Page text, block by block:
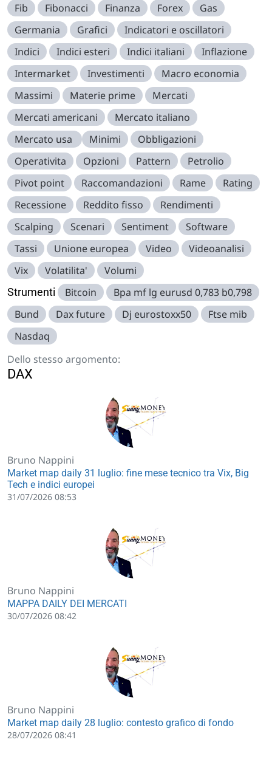
Fib
Fibonacci Finanza Forex
Gas
Germania
Grafici
Indicatori e oscillatori
Indici
Indici esteri Indici italiani
Inflazione
Intermarket
Investimenti
Macro economia
Massimi
Materie prime
Mercati
Mercati americani
Mercato italiano
Mercato usa
Minimi
Obbligazioni
Operativita
Opzioni Pattern
Petrolio
Pivot point
Raccomandazioni Rame
Rating
Recessione
Reddito fisso
Rendimenti
Scalping
Scenari Sentiment
Software
Tassi
Unione europea Video
Videoanalisi
Vix
Volatilita' Volumi
Strumenti Bitcoin
Bpa mf lg eurusd 0,783 b0,798
Bund
Dax future Dj eurostoxx50
Ftse mib
Nasdaq
Dello stesso argomento:
DAX
Bruno Nappini
Market map daily 31 luglio: fine mese tecnico tra Vix, Big
Tech e indici europei
31/07/2026 08:53
Bruno Nappini
MAPPA DAILY DEI MERCATI
30/07/2026 08:42
Bruno Nappini
Market map daily 28 luglio: contesto grafico di fondo
28/07/2026 08:41